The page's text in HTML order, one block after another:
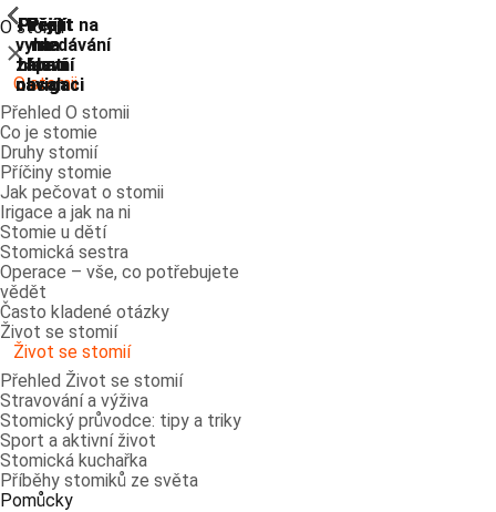
Přejít na
vyhledávání
Přejít
na
hlavní
navigaci
Přejít
na
hlavní
navigaci
Přejít
na
hlavní
obsah
Přejít
na
zápatí
O stomii
ShowPrevious
Zavřít
O stomii
Přehled O stomii
Co je stomie
Druhy stomií
Příčiny stomie
Jak pečovat o stomii
Irigace a jak na ni
Stomie u dětí
Stomická sestra
Operace – vše, co potřebujete
vědět
Často kladené otázky
Život se stomií
ShowPrevious
Život se stomií
Přehled Život se stomií
Stravování a výživa
Stomický průvodce: tipy a triky
Sport a aktivní život
Stomická kuchařka
Příběhy stomiků ze světa
Pomůcky
ShowPrevious
ShowPrevious
ShowPrevious
ShowPrevious
ShowPrevious
ShowPrevious